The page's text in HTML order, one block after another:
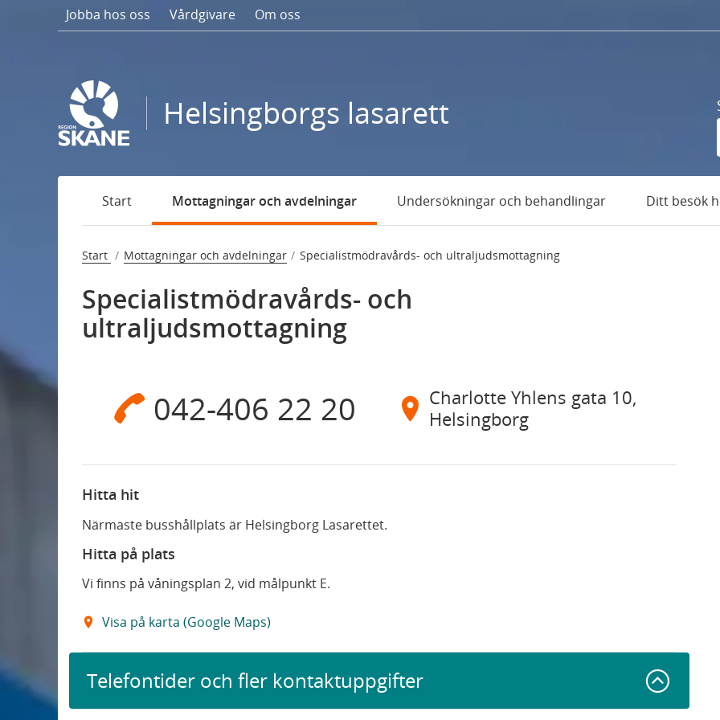
Jobba hos oss Vårdgivare Om oss
Helsingborgs lasarett
Start Mottagningar och avdelningar Undersökningar och behandlingar Ditt besök
Start Mottagningar och avdelningar Specialistmödravårds- och ultraljudsmottagning
Specialistmödravårds- och
ultraljudsmottagning
042-406 22 20
Charlotte Yhlens gata 10,
Helsingborg
Hitta hit
Närmaste busshållplats är Helsingborg Lasarettet.
Hitta på plats
Vi finns på våningsplan 2, vid målpunkt E.
Visa på karta (Google Maps)
Telefontider och fler kontaktuppgifter